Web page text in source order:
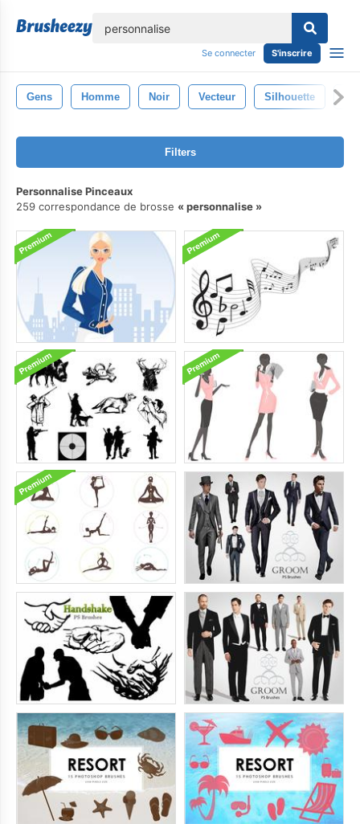
Se connecter S'inscrire
Gens Homme Noir Vecteur Silhouette
Filters
Personnalise Pinceaux
259 correspondance de brosse
personnalise